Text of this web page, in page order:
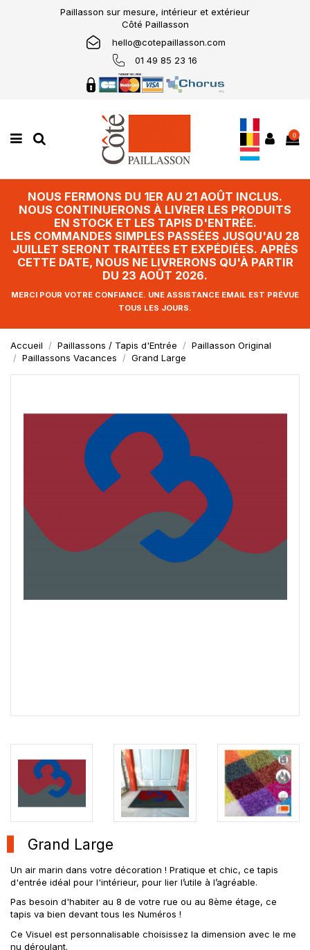
Paillasson sur mesure, intérieur et extérieur
Côté Paillasson
hello@cotepaillasson.com
01 49 85 23 16
0
NOUS FERMONS DU 1ER AU 21 AOÛT INCLUS.
NOUS CONTINUERONS À LIVRER LES PRODUITS
EN STOCK ET LES TAPIS D'ENTRÉE.
LES COMMANDES SIMPLES PASSÉES JUSQU'AU 28
JUILLET SERONT TRAITÉES ET EXPÉDIÉES. APRÈS
CETTE DATE, NOUS NE LIVRERONS QU'À PARTIR
DU 23 AOÛT 2026.
MERCI POUR VOTRE CONFIANCE. UNE ASSISTANCE EMAIL EST PRÉVUE
TOUS LES JOURS.
Accueil Paillassons / Tapis d'Entrée
Paillasson Original
Paillassons Vacances
Grand Large
Grand Large
Un air marin dans votre décoration ! Pratique et chic, ce tapis
d'entrée idéal pour l'intérieur, pour lier l’utile à l’agréable.
Pas besoin d'habiter au 8 de votre rue ou au 8ème étage, ce
tapis va bien devant tous les Numéros !
Ce Visuel est personnalisable choisissez la dimension avec le me
nu déroulant.